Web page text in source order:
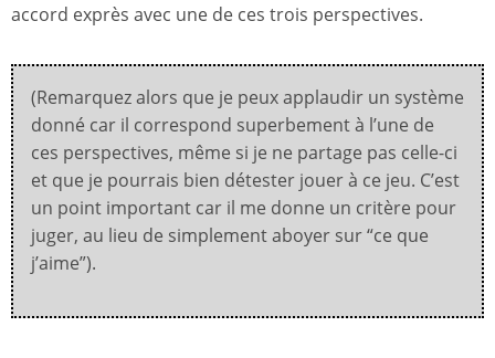
accord exprès avec une de ces trois perspectives.
(Remarquez alors que je peux applaudir un système
donné car il correspond superbement à l’une de
ces perspectives, même si je ne partage pas celle-ci
et que je pourrais bien détester jouer à ce jeu. C’est
un point important car il me donne un critère pour
juger, au lieu de simplement aboyer sur “ce que
j’aime”).